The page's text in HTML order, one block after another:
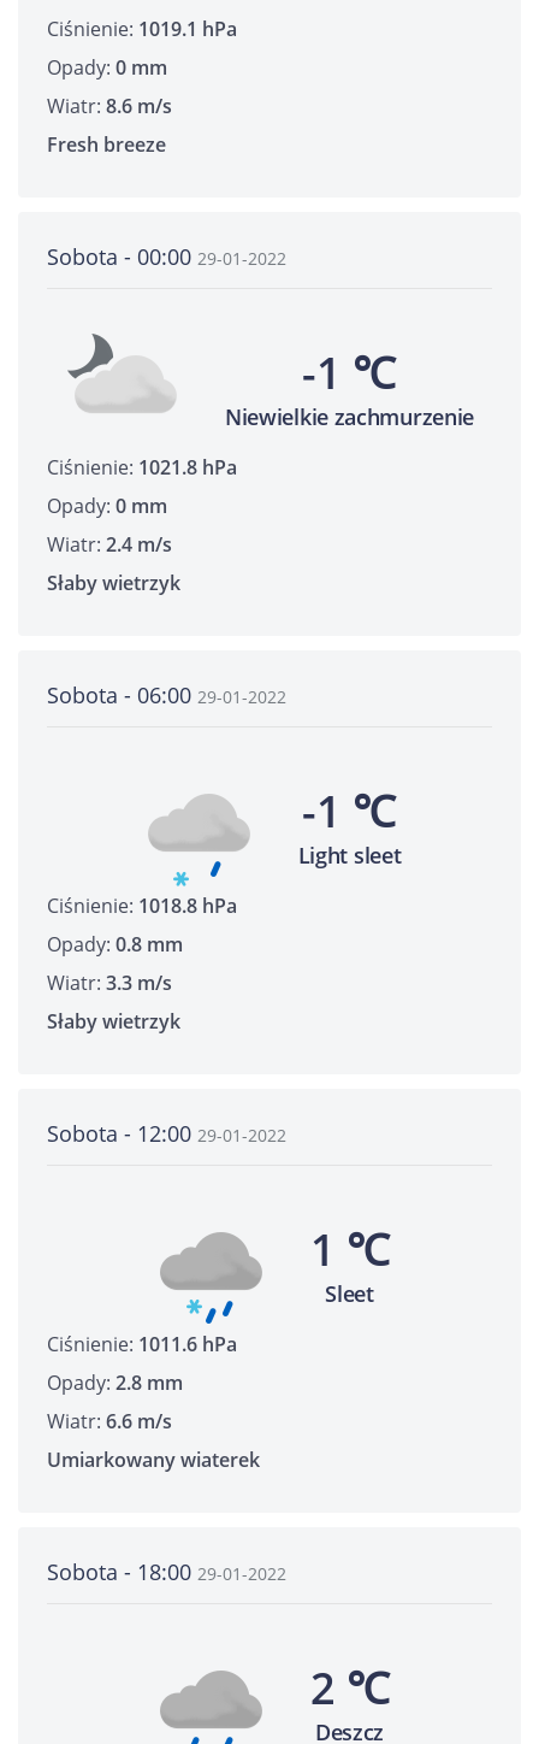
Ciśnienie: 1019.1 hPa
Opady: 0 mm
Wiatr: 8.6 m/s
Fresh breeze
Sobota - 00:00 29-01-2022
-1 ℃
Niewielkie zachmurzenie
Ciśnienie: 1021.8 hPa
Opady: 0 mm
Wiatr: 2.4 m/s
Słaby wietrzyk
Sobota - 06:00 29-01-2022
-1 ℃
Light sleet
Ciśnienie: 1018.8 hPa
Opady: 0.8 mm
Wiatr: 3.3 m/s
Słaby wietrzyk
Sobota - 12:00 29-01-2022
1 ℃
Sleet
Ciśnienie: 1011.6 hPa
Opady: 2.8 mm
Wiatr: 6.6 m/s
Umiarkowany wiaterek
Sobota - 18:00 29-01-2022
2 ℃
Deszcz